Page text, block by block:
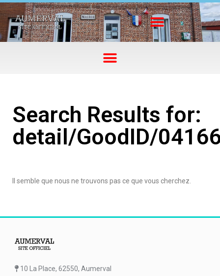
Search Results for:
detail/GoodID/
Il semble que nous ne trouvons pas ce que vous cherchez.
10 La Place, 62550, Aumerval